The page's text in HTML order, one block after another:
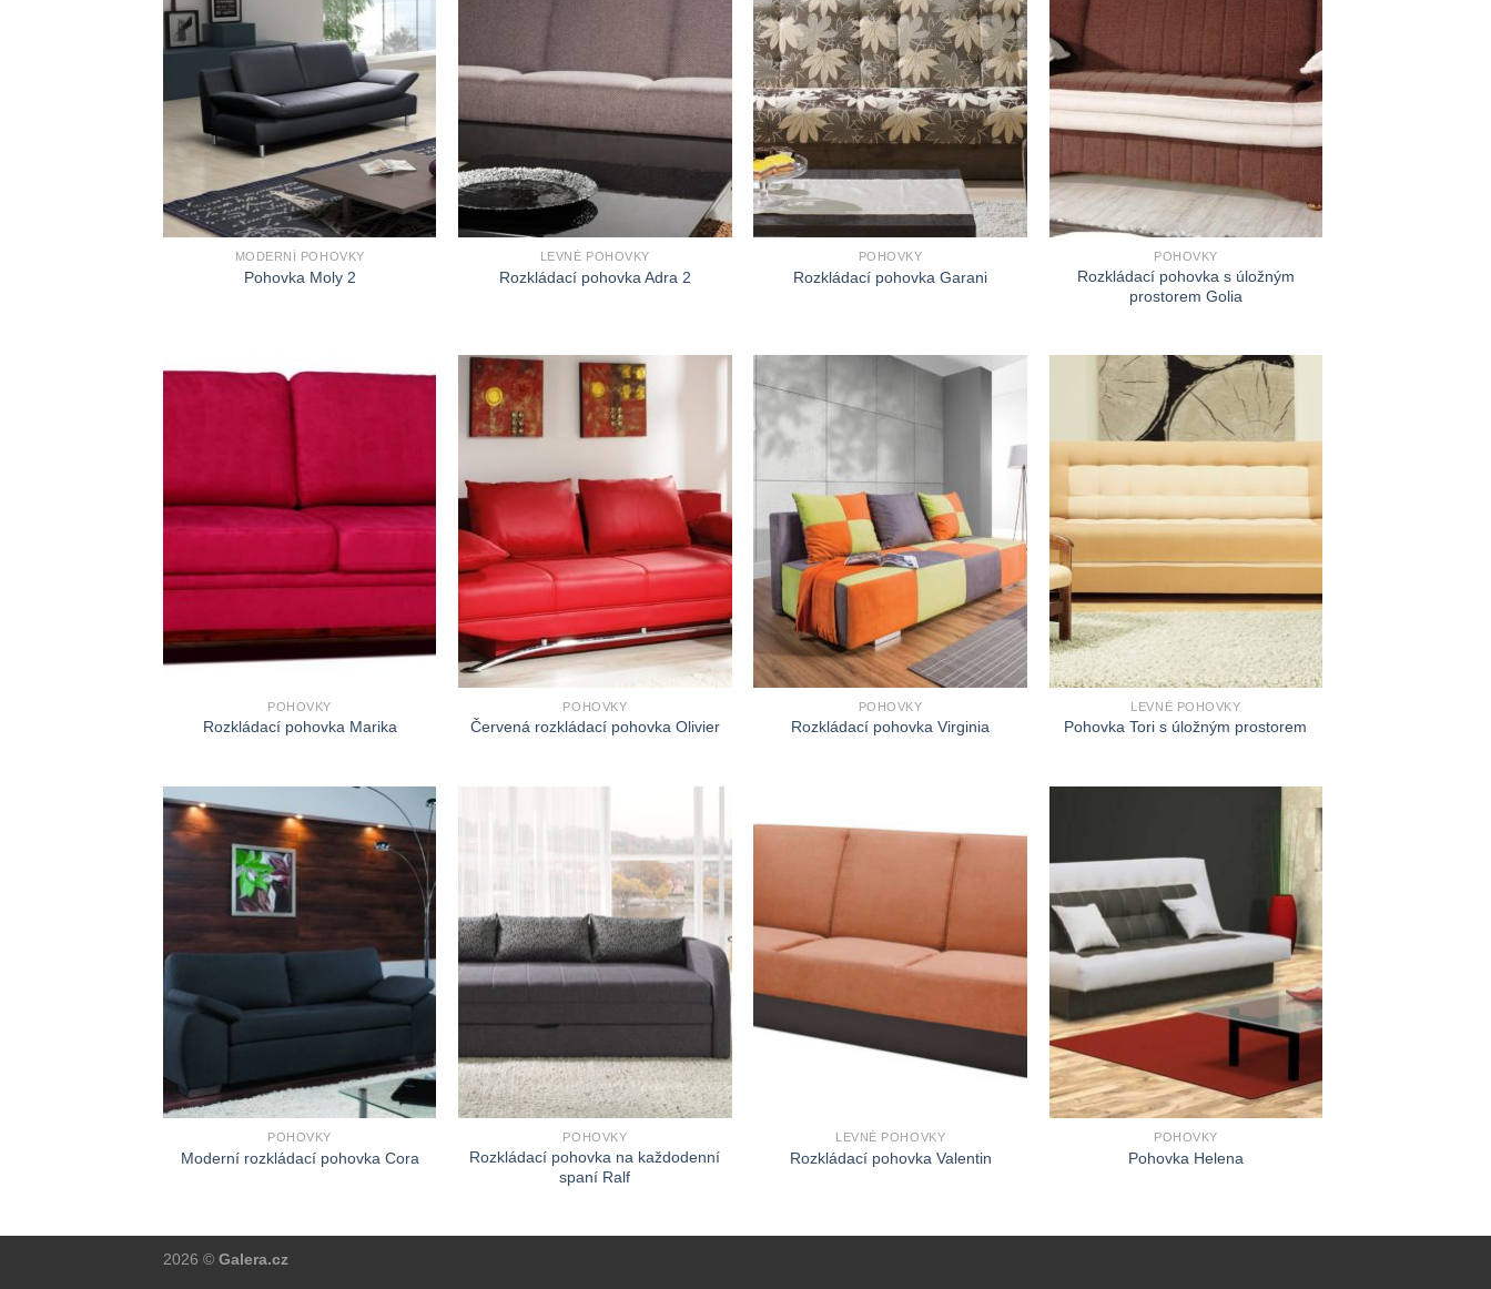
MODERNÍ POHOVKY
Pohovka Moly 2
LEVNÉ POHOVKY
Rozkládací pohovka Adra 2
POHOVKY
Rozkládací pohovka Garani
POHOVKY
Rozkládací pohovka s úložným
prostorem Golia
POHOVKY
Rozkládací pohovka Marika
POHOVKY
Červená rozkládací pohovka Olivier
POHOVKY
Rozkládací pohovka Virginia
LEVNÉ POHOVKY
Pohovka Tori s úložným prostorem
POHOVKY
Moderní rozkládací pohovka Cora
POHOVKY
Rozkládací pohovka na každodenní
spaní Ralf
LEVNÉ POHOVKY
Rozkládací pohovka Valentin
POHOVKY
Pohovka Helena
2026 © Galera.cz